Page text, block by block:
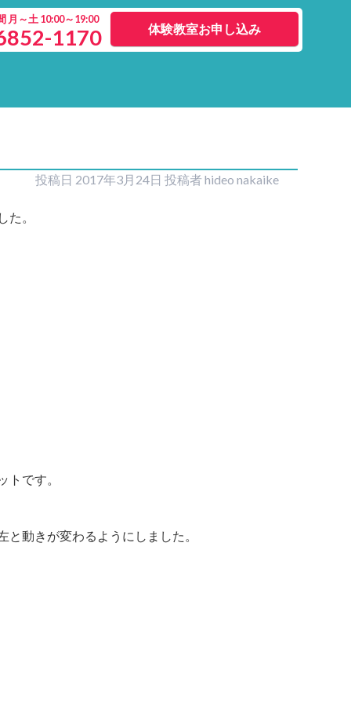
月～土 10:00～19:00
1170 体験教室お申し込み
投稿日 2017年3月24日 投稿者 hideo nakaike
。
です。
動きが変わるようにしました。